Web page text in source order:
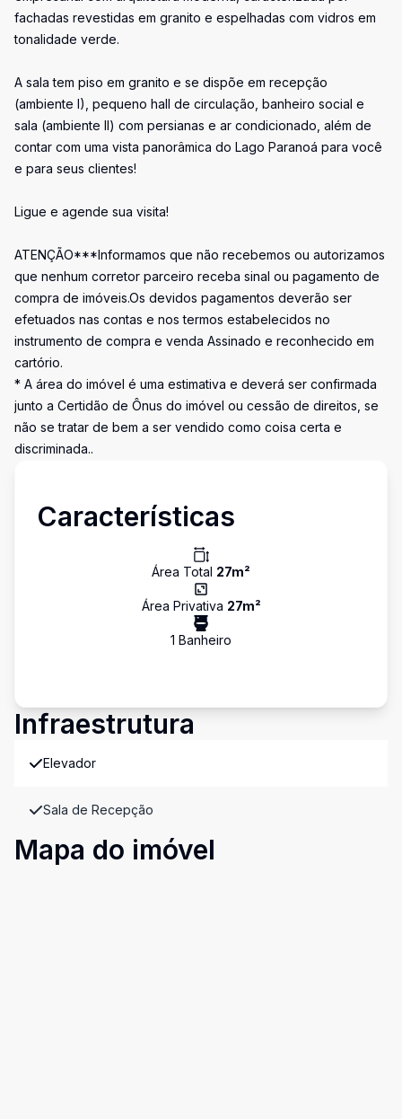
fachadas revestidas em granito e espelhadas com vidros em
tonalidade verde.
A sala tem piso em granito e se dispõe em recepção
(ambiente I), pequeno hall de circulação, banheiro social e
sala (ambiente II) com persianas e ar condicionado, além de
contar com uma vista panorâmica do Lago Paranoá para você
e para seus clientes!
Ligue e agende sua visita!
ATENÇÃO***Informamos que não recebemos ou autorizamos
que nenhum corretor parceiro receba sinal ou pagamento de
compra de imóveis.Os devidos pagamentos deverão ser
efetuados nas contas e nos termos estabelecidos no
instrumento de compra e venda Assinado e reconhecido em
cartório.
* A área do imóvel é uma estimativa e deverá ser confirmada
junto a Certidão de Ônus do imóvel ou cessão de direitos, se
não se tratar de bem a ser vendido como coisa certa e
discriminada..
Características
Área Total 27m²
Área Privativa 27m²
1 Banheiro
Infraestrutura
Elevador
Sala de Recepção
Mapa do imóvel